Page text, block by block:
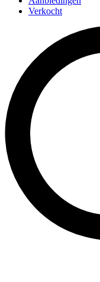
Verkocht